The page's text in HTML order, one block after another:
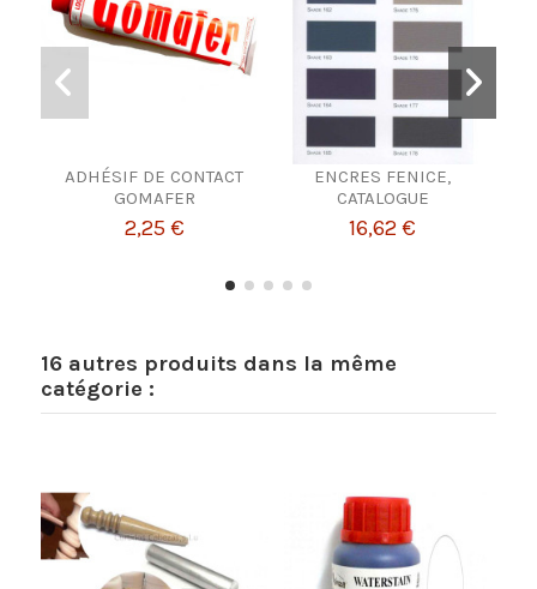
ADHÉSIF DE CONTACT
GOMAFER
2,25 €
ENCRES FENICE,
CATALOGUE
16,62 €
16 autres produits dans la même
catégorie :